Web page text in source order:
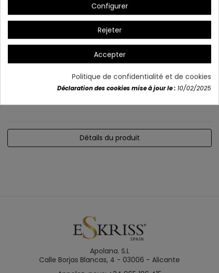
Barres: cristal transparent
Objectif: Rouge, bleu et lilas 日本語 Objectif: 57 led x 0.12w
Comprend les LED 日本語 Aucune ampoule
Détails du produit
Apolana. S.L
Calle Borjas Blancas, 4 - 03006 - Alicante
Configurer
Rejeter
Accepter
Politique de confidentialité et de cookies
Déclaration des cookies mise à jour le : 10/02/2025